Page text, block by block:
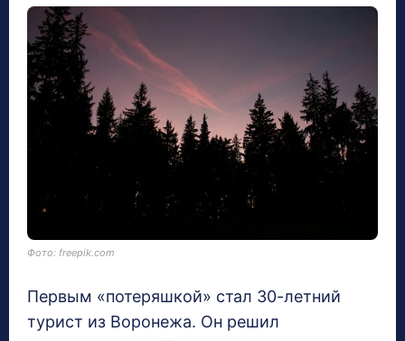
Фото: freepik.com
Первым «потеряшкой» стал 30-летний
турист из Воронежа. Он решил